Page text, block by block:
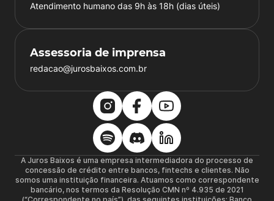
Atendimento humano das 9h às 18h (dias úteis)
Assessoria de imprensa
redacao@jurosbaixos.com.br
A Juros Baixos é uma empresa intermediadora do processo de
concessão de crédito entre bancos, fintechs e clientes. Não
somos uma instituição financeira. Atuamos como correspondente
bancário, nos termos da Resolução CMN nº 4.935 de 2021